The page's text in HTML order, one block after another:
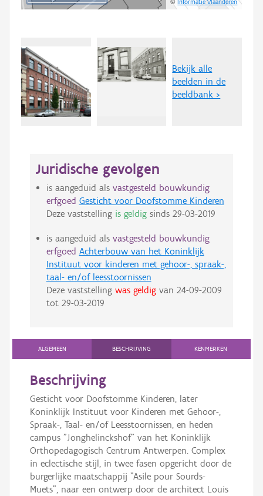
©Informatie Vlaanderen
Bekijk alle
beelden in de
beeldbank >
Juridische gevolgen
is aangeduid als vastgesteld bouwkundig
erfgoed Gesticht voor Doofstomme Kinderen
Deze vaststelling is geldigsinds 29-03-2019
is aangeduid als vastgesteld bouwkundig
erfgoed Achterbouw van het Koninklijk
Instituut voor kinderen met gehoor-, spraak-,
taal- en/of leesstoornissen
Deze vaststelling was geldigvan 24-09-2009
tot 29-03-2019
ALGEMEEN BESCHRIJVING KENMERKEN
Beschrijving
Gesticht voor Doofstomme Kinderen, later
Koninklijk Instituut voor Kinderen met Gehoor-,
Spraak-, Taal- en/of Leesstoornissen, en heden
campus "Jonghelinckshof" van het Koninklijk
Orthopedagogisch Centrum Antwerpen. Complex
in eclectische stijl, in twee fasen opgericht door de
burgerlijke maatschappij "Asile pour Sourds-
Muets", naar een ontwerp door de architect Louis